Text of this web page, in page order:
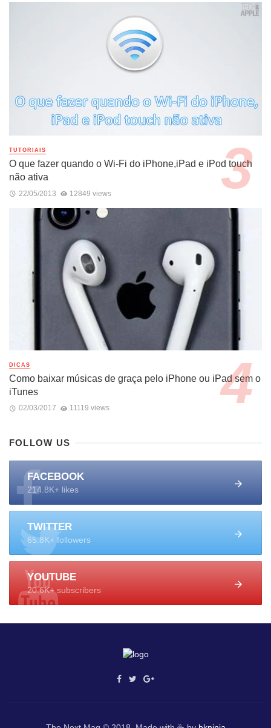
TUTORIAIS
O que fazer quando o Wi-Fi do iPhone,iPad e iPod touch
não ativa
22/05/2013 12849 views
DICAS
Como baixar músicas de graça pelo iPhone ou iPad sem o
iTunes
02/03/2017 11119 views
FOLLOW US
FACEBOOK
214.8K+ likes
TWITTER
65.8K+ followers
YOUTUBE
20.6K+ subscribers